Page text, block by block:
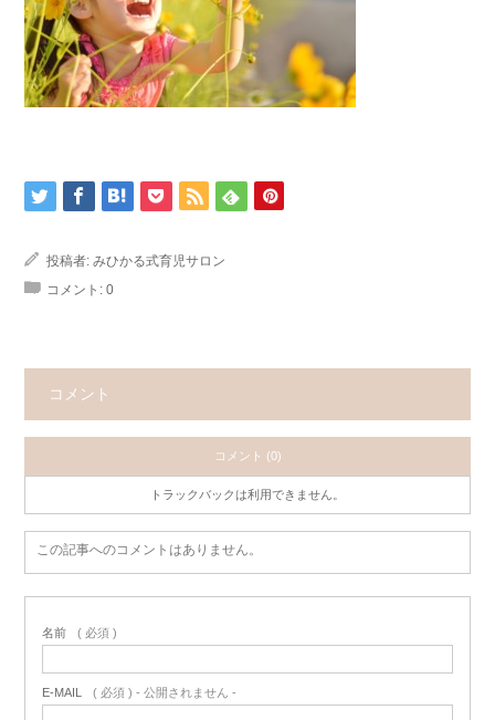
投稿者: みひかる式育児サロン
コメント: 0
コメント
コメント (0)
トラックバックは利用できません。
この記事へのコメントはありません。
名前 ( 必須 )
E-MAIL ( 必須 ) - 公開されません -